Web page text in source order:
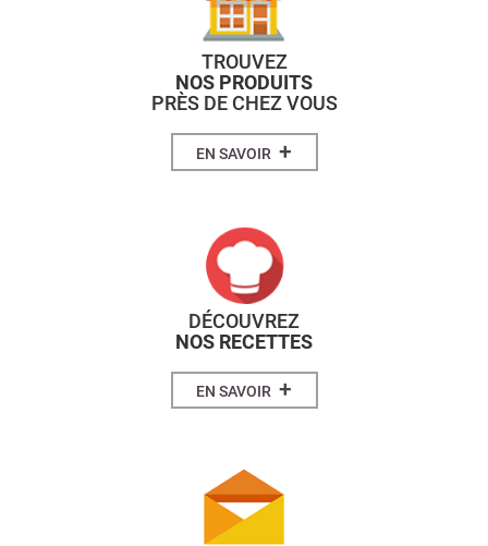
TROUVEZ
NOS PRODUITS
PRÈS DE CHEZ VOUS
EN SAVOIR +
DÉCOUVREZ
NOS RECETTES
EN SAVOIR +